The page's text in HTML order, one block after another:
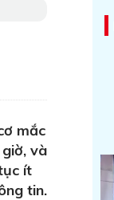
mắc
và
ít
tin.